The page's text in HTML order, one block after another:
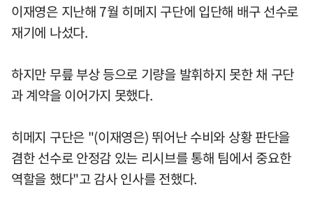
이재영은 지난해 7월 히메지 구단에 입단해 배구 선수로
재기에 나섰다.
하지만 무릎 부상 등으로 기량을 발휘하지 못한 채 구단
과 계약을 이어가지 못했다.
히메지 구단은 "(이재영은) 뛰어난 수비와 상황 판단을
겸한 선수로 안정감 있는 리시브를 통해 팀에서 중요한
역할을 했다"고 감사 인사를 전했다.